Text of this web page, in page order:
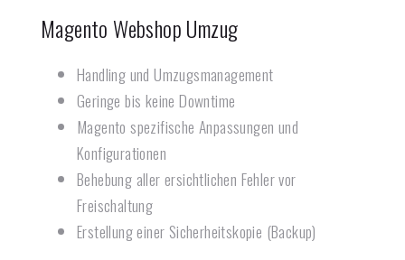
Magento Webshop Umzug
Handling und Umzugsmanagement
Geringe bis keine Downtime
Magento spezifische Anpassungen und
Konfigurationen
Behebung aller ersichtlichen Fehler vor
Freischaltung
Erstellung einer Sicherheitskopie (Backup)